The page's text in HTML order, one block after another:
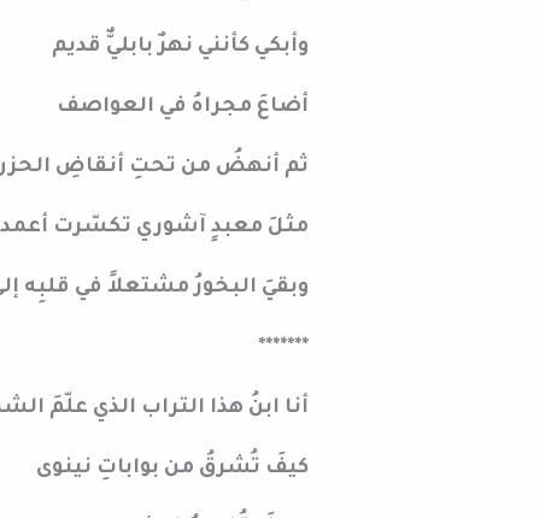
وأبكي كأنني نهرٌ بابليٌّ قديم
أضاعَ مجراهُ في العواصف
ثم أنهضُ من تحتِ أنقاضِ
مثلَ معبدٍ آشوري تكسّرت
وبقيَ البخورُ مشتعلاً في قلبِه
*******
أنا ابنُ هذا التراب الذي علّمَ
كيفَ تُشرقُ من بواباتِ نينوى